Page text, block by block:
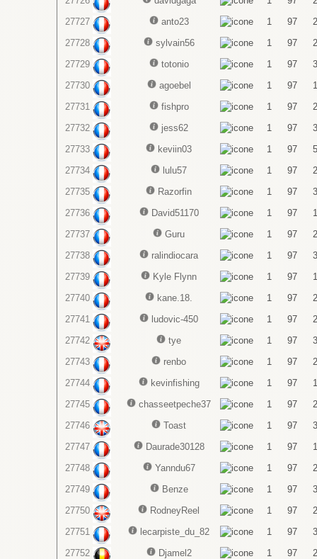
27727
anto23 1 97
2
27728
sylvain56 1 97
2
27729
totonio 1 97
3
27730
agoebel 1 97
1
27731
fishpro 1 97
2
27732
jess62 1 97
3
27733
keviin03 1 97
5
27734
lulu57 1 97
2
27735
Razorfin 1 97
3
27736
David51170 1 97
1
27737
Guru 1 97
2
27738
ralindiocara 1 97
3
27739
Kyle Flynn 1 97
1
27740
kane.18. 1 97
2
27741
ludovic-450 1 97
2
27742
tye 1 97
3
27743
renbo 1 97
2
27744
kevinfishing 1 97
1
27745
chasseetpeche37 1 97
2
27746
Toast 1 97
3
27747
Daurade30128 1 97
1
27748
Yanndu67 1 97
2
27749
Benze 1 97
3
27750
RodneyReel 1 97
2
27751
lecarpiste_du_82 1 97
3
27752
Djamel2 1 97
2